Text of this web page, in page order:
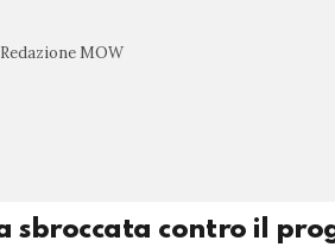
MOW
sbroccata contro il